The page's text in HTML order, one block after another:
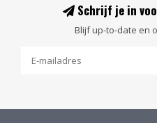
Schrijf je in
Blijf up-to-date en